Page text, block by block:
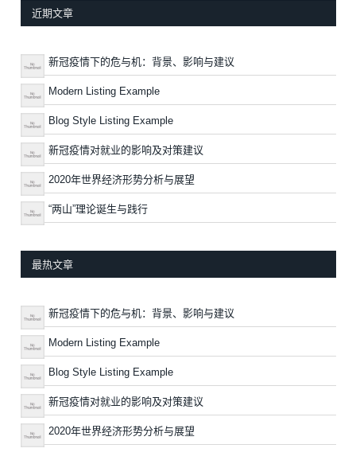
近期文章
新冠疫情下的危与机：背景、影响与建议
Modern Listing Example
Blog Style Listing Example
新冠疫情对就业的影响及对策建议
2020年世界经济形势分析与展望
“两山”理论诞生与践行
最热文章
新冠疫情下的危与机：背景、影响与建议
Modern Listing Example
Blog Style Listing Example
新冠疫情对就业的影响及对策建议
2020年世界经济形势分析与展望